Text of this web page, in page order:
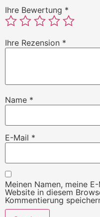
Ihre Bewertung *
Ihre Rezension *
Name *
E-Mail *
Meinen Namen, meine
Website in diesem
Kommentierung